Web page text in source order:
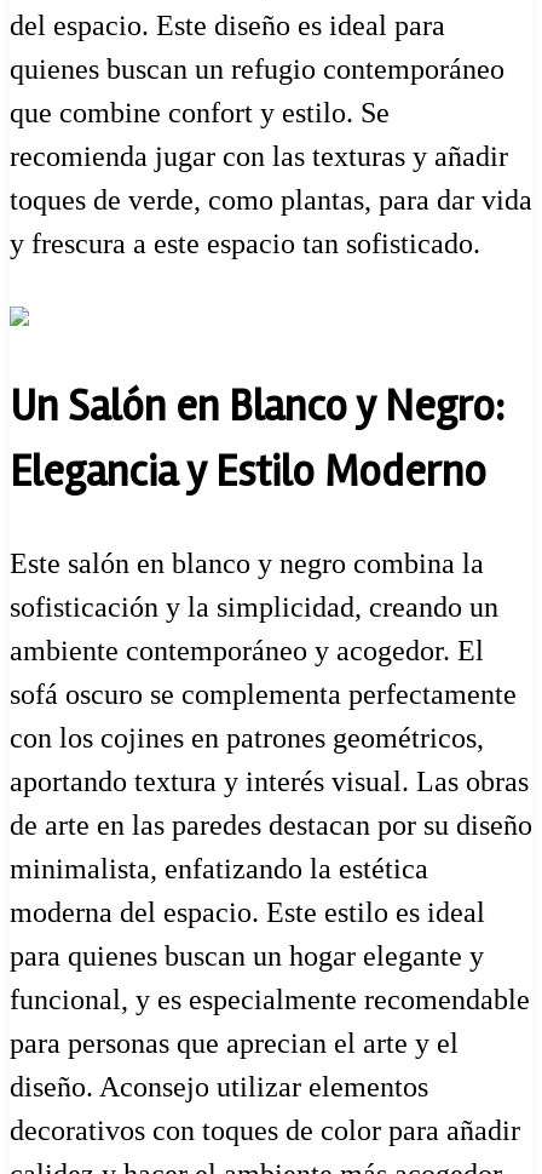
del espacio. Este diseño es ideal para
quienes buscan un refugio contemporáneo
que combine confort y estilo. Se
recomienda jugar con las texturas y añadir
toques de verde, como plantas, para dar vida
y frescura a este espacio tan sofisticado.
Un Salón en Blanco y Negro:
Elegancia y Estilo Moderno
Este salón en blanco y negro combina la
sofisticación y la simplicidad, creando un
ambiente contemporáneo y acogedor. El
sofá oscuro se complementa perfectamente
con los cojines en patrones geométricos,
aportando textura y interés visual. Las obras
de arte en las paredes destacan por su diseño
minimalista, enfatizando la estética
moderna del espacio. Este estilo es ideal
para quienes buscan un hogar elegante y
funcional, y es especialmente recomendable
para personas que aprecian el arte y el
diseño. Aconsejo utilizar elementos
decorativos con toques de color para añadir